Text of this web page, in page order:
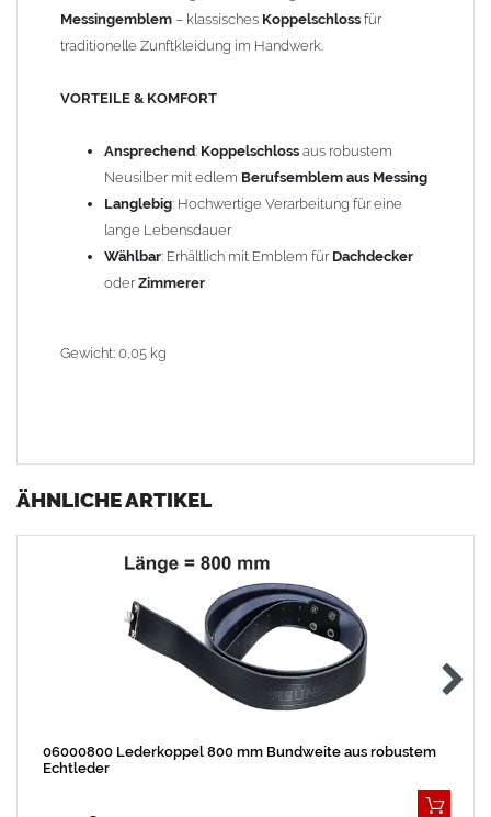
Messingemblem – klassisches Koppelschloss für
traditionelle Zunftkleidung im Handwerk.
VORTEILE & KOMFORT
Ansprechend: Koppelschloss aus robustem
Neusilber mit edlem Berufsemblem aus Messing
Langlebig: Hochwertige Verarbeitung für eine
lange Lebensdauer
Wählbar: Erhältlich mit Emblem für Dachdecker
oderZimmerer
Gewicht: 0,05 kg
ÄHNLICHE ARTIKEL
06000800 Lederkoppel 800 mm Bundweite aus robustem
Echtleder